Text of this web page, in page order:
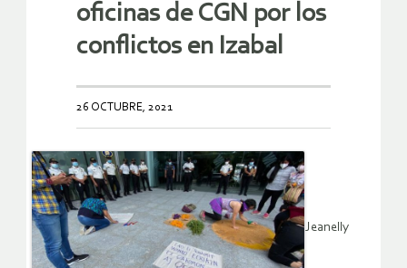
oficinas de CGN por los
conflictos en Izabal
26 OCTUBRE, 2021
Jeanelly